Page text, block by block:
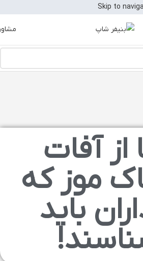
Skip to
تا از آفات
موز که
باید